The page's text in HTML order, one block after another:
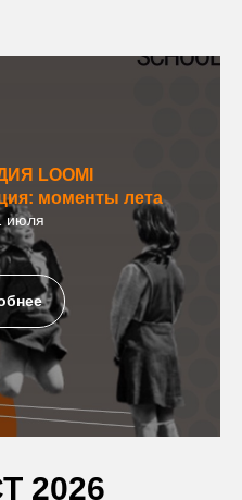
LOOMI
моменты лета
июля
2026